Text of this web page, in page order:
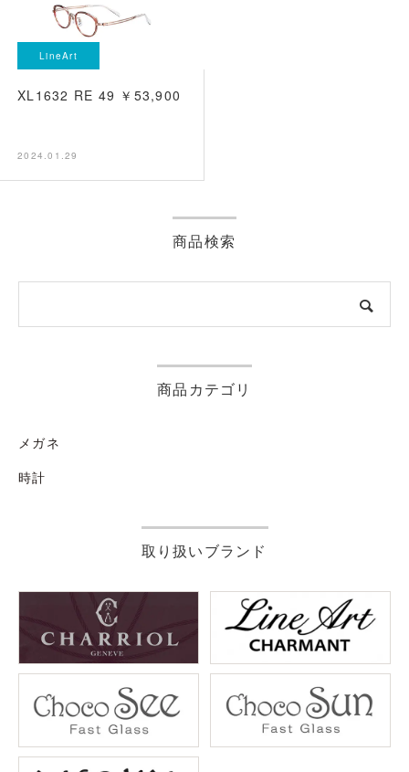
LineArt
XL1632 RE 49 ￥53,900
2024.01.29
商品検索
商品カテゴリ
メガネ
時計
取り扱いブランド